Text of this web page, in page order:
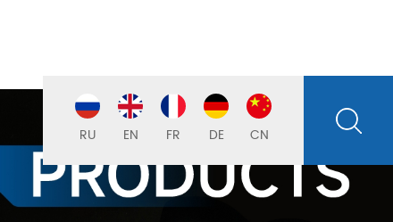
RU EN FR DE CN